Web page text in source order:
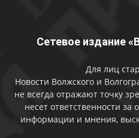
Сетевое издание
Для лиц
Новости Волжского и
не всегда отражают точку
несет ответственности за
информации и мнения,